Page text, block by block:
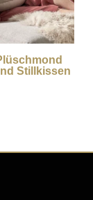
Stillkissen